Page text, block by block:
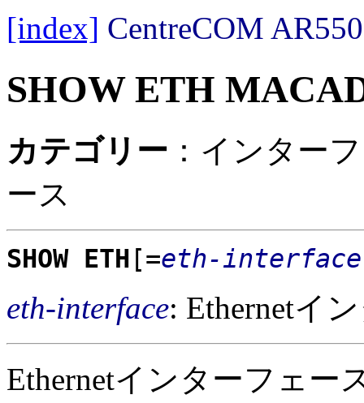
[index] CentreCOM
SHOW ETH
カテゴリー ：インター
ース
SHOW ETH [=eth-interface
eth-interface: Ethernetイ
Ethernetインターフェー